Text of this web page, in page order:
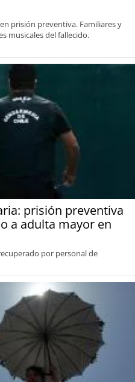
prisión preventiva. Familiares y
musicales del fallecido.
prisión preventiva
a adulta mayor en
por personal de